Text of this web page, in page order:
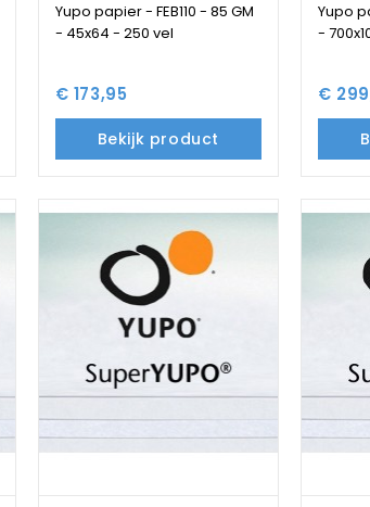
Yupo papier - FEB110 - 85 GM
- 45x64 - 250 vel
€ 173,95
Bekijk product
Yupo
-
€